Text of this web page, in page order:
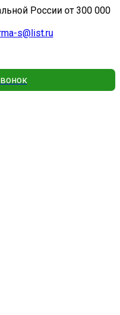
России от 300 000
s@list.ru